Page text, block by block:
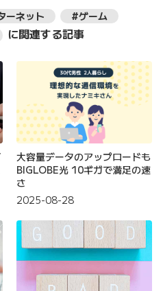
ーネット
#ゲーム
に関連する記事
大容量データのアップロードも
BIGLOBE光 10ギガで満足の速
さ
2025-08-28